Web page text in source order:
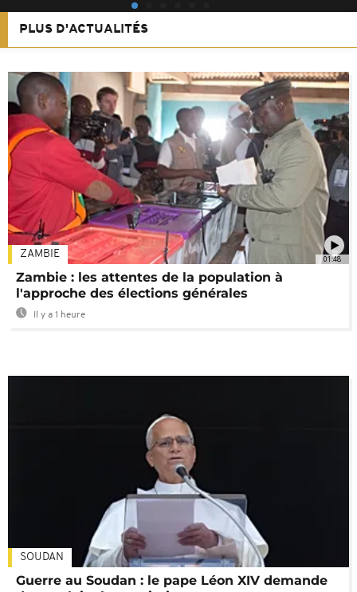
PLUS D'ACTUALITÉS
01:48
ZAMBIE
Zambie : les attentes de la population à
l'approche des élections générales
Il y a 1 heure
SOUDAN
Guerre au Soudan : le pape Léon XIV demande